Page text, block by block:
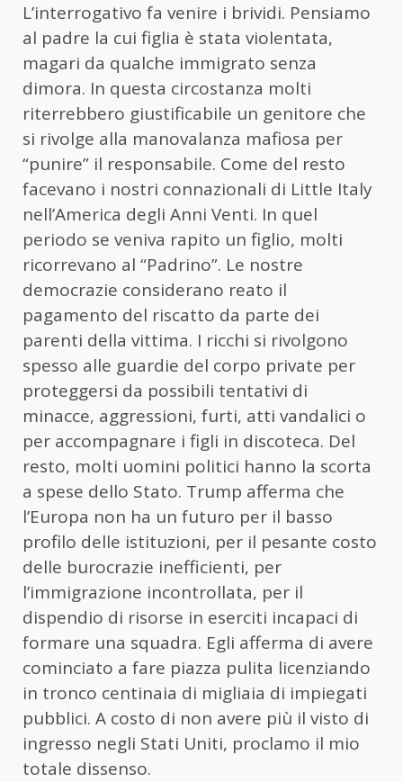
L’interrogativo fa venire i brividi. Pensiamo
al padre la cui figlia è stata violentata,
magari da qualche immigrato senza
dimora. In questa circostanza molti
riterrebbero giustificabile un genitore che
si rivolge alla manovalanza mafiosa per
“punire” il responsabile. Come del resto
facevano i nostri connazionali di Little Italy
nell’America degli Anni Venti. In quel
periodo se veniva rapito un figlio, molti
ricorrevano al “Padrino”. Le nostre
democrazie considerano reato il
pagamento del riscatto da parte dei
parenti della vittima. I ricchi si rivolgono
spesso alle guardie del corpo private per
proteggersi da possibili tentativi di
minacce, aggressioni, furti, atti vandalici o
per accompagnare i figli in discoteca. Del
resto, molti uomini politici hanno la scorta
a spese dello Stato. Trump afferma che
l’Europa non ha un futuro per il basso
profilo delle istituzioni, per il pesante costo
delle burocrazie inefficienti, per
l’immigrazione incontrollata, per il
dispendio di risorse in eserciti incapaci di
formare una squadra. Egli afferma di avere
cominciato a fare piazza pulita licenziando
in tronco centinaia di migliaia di impiegati
pubblici. A costo di non avere più il visto di
ingresso negli Stati Uniti, proclamo il mio
totale dissenso.